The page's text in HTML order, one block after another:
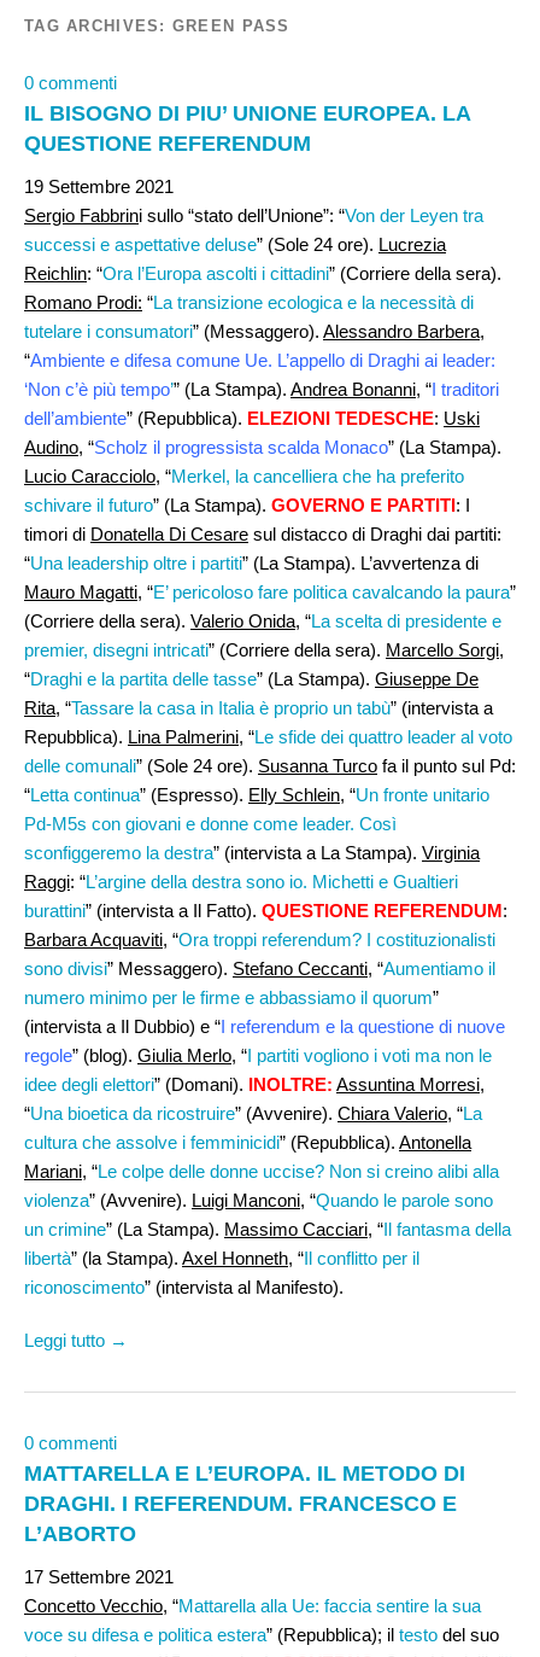
TAG ARCHIVES: GREEN PASS
0 commenti
IL BISOGNO DI PIU’ UNIONE EUROPEA. LA
QUESTIONE REFERENDUM
19 Settembre 2021
Sergio Fabbrini sullo “stato dell’Unione”: “Von der Leyen tra
successi e aspettative deluse” (Sole 24 ore). Lucrezia
Reichlin: “Ora l’Europa ascolti i cittadini” (Corriere della sera).
Romano Prodi: “La transizione ecologica e la necessità di
tutelare i consumatori” (Messaggero). Alessandro Barbera,
“Ambiente e difesa comune Ue. L’appello di Draghi ai leader:
‘Non c’è più tempo’” (La Stampa). Andrea Bonanni, “I traditori
dell’ambiente” (Repubblica). ELEZIONI TEDESCHE: Uski
Audino, “Scholz il progressista scalda Monaco” (La Stampa).
Lucio Caracciolo, “Merkel, la cancelliera che ha preferito
schivare il futuro” (La Stampa). GOVERNO E PARTITI: I
timori di Donatella Di Cesare sul distacco di Draghi dai partiti:
“Una leadership oltre i partiti” (La Stampa). L’avvertenza di
Mauro Magatti, “E’ pericoloso fare politica cavalcando la paura”
(Corriere della sera). Valerio Onida, “La scelta di presidente e
premier, disegni intricati” (Corriere della sera). Marcello Sorgi,
“Draghi e la partita delle tasse” (La Stampa). Giuseppe De
Rita, “Tassare la casa in Italia è proprio un tabù” (intervista a
Repubblica). Lina Palmerini, “Le sfide dei quattro leader al voto
delle comunali” (Sole 24 ore). Susanna Turco fa il punto sul Pd:
“Letta continua” (Espresso). Elly Schlein, “Un fronte unitario
Pd-M5s con giovani e donne come leader. Così
sconfiggeremo la destra” (intervista a La Stampa). Virginia
Raggi: “L’argine della destra sono io. Michetti e Gualtieri
burattini” (intervista a Il Fatto). QUESTIONE REFERENDUM:
Barbara Acquaviti, “Ora troppi referendum? I costituzionalisti
sono divisi” Messaggero). Stefano Ceccanti, “Aumentiamo il
numero minimo per le firme e abbassiamo il quorum”
(intervista a Il Dubbio) e “I referendum e la questione di nuove
regole” (blog). Giulia Merlo, “I partiti vogliono i voti ma non le
idee degli elettori” (Domani). INOLTRE: Assuntina Morresi,
“Una bioetica da ricostruire” (Avvenire). Chiara Valerio, “La
cultura che assolve i femminicidi” (Repubblica). Antonella
Mariani, “Le colpe delle donne uccise? Non si creino alibi alla
violenza” (Avvenire). Luigi Manconi, “Quando le parole sono
un crimine” (La Stampa). Massimo Cacciari, “Il fantasma della
libertà” (la Stampa). Axel Honneth, “Il conflitto per il
riconoscimento” (intervista al Manifesto).
Leggi tutto →
0 commenti
MATTARELLA E L’EUROPA. IL METODO DI
DRAGHI. I REFERENDUM. FRANCESCO E
L’ABORTO
17 Settembre 2021
Concetto Vecchio, “Mattarella alla Ue: faccia sentire la sua
voce su difesa e politica estera” (Repubblica); il testo del suo